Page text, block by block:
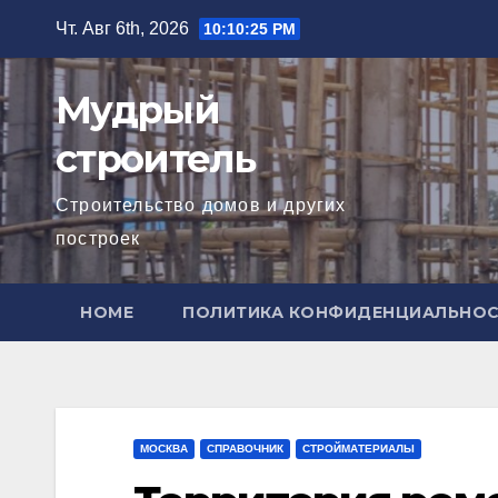
содержимому
Чт. Авг 6th, 2026 10:10:27 PM
Мудрый
строитель
Строительство домов и других
построек
HOME ПОЛИТИКА
МОСКВА СПРАВОЧНИК СТРОЙМАТЕРИАЛЫ